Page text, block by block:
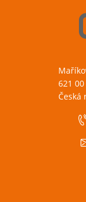
621
Česká